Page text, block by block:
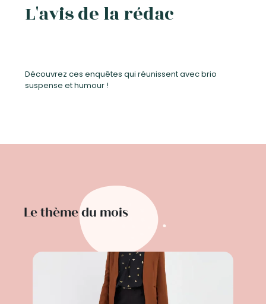
L'avis de la rédac
Découvrez ces enquêtes qui réunissent avec brio
suspense et humour !
Le thème du mois